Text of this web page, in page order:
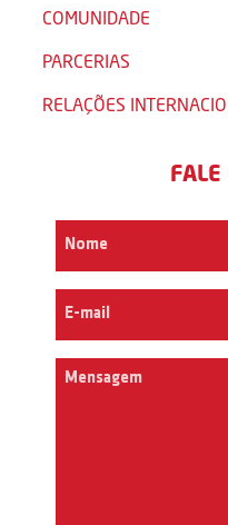
COMUNIDADE
PARCERIAS
RELAÇÕES
FALE